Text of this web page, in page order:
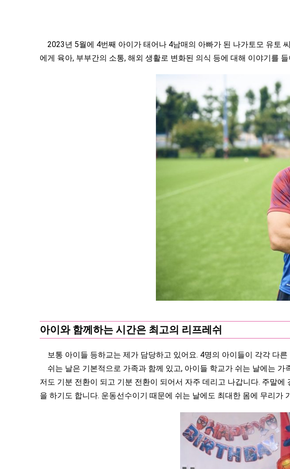
2023년 5월에 4번째 아이가 태어나 4남매의 아빠가 된 나가토모 유토
에게 육아, 부부간의 소통, 해외 생활로 변화된 의식 등에 대해 이야기를
아이와 함께하는 시간은 최고의 리프레쉬
보통 아이들 등하교는 제가 담당하고 있어요. 4명의 아이들이 각각 다
쉬는 날은 기본적으로 가족과 함께 있고, 아이들 학교가 쉬는 날에는
저도 기분 전환이 되고 기분 전환이 되어서 자주 데리고 나갑니다. 주말
을 하기도 합니다. 운동선수이기 때문에 쉬는 날에도 최대한 몸에 무리가